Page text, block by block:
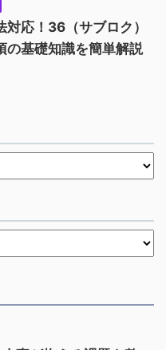
対応！36（サブロク）
の基礎知識を簡単解説